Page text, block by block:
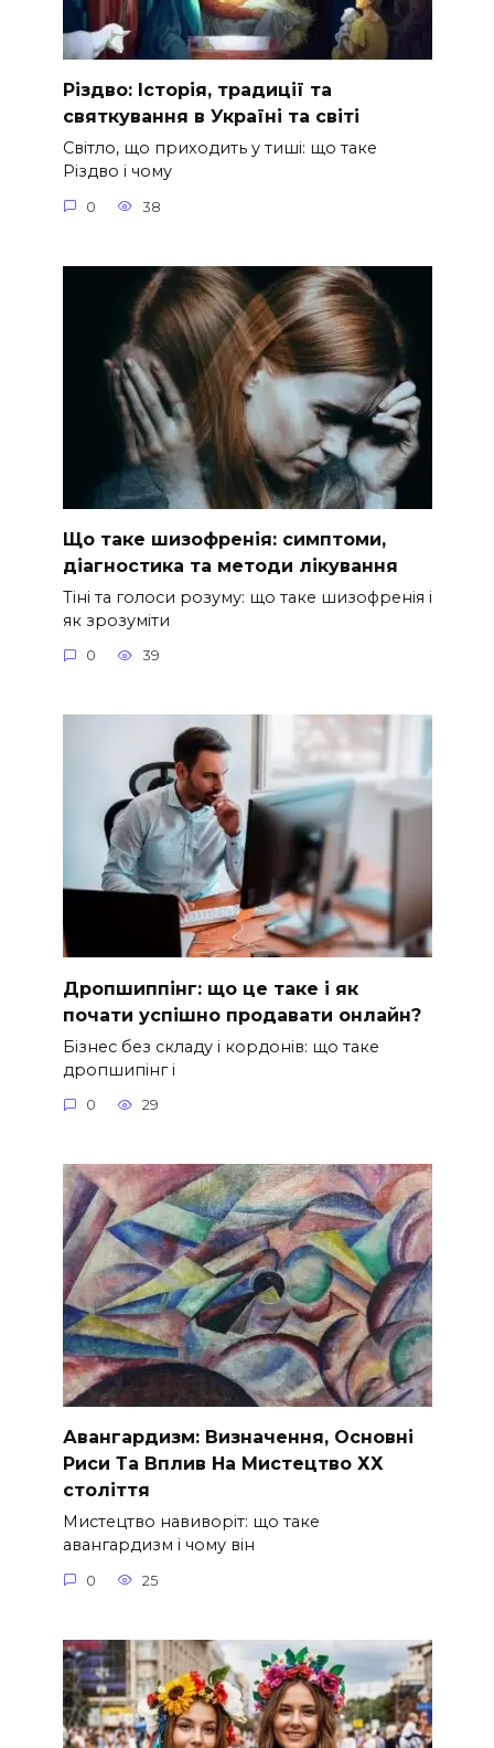
Різдво: Історія, традиції та
святкування в Україні та світі
Світло, що приходить у тиші: що таке
Різдво і чому
0 38
Що таке шизофренія: симптоми,
діагностика та методи лікування
Тіні та голоси розуму: що таке шизофренія і
як зрозуміти
0 39
Дропшиппінг: що це таке і як
почати успішно продавати онлайн?
Бізнес без складу і кордонів: що таке
дропшипінг і
0 29
Авангардизм: Визначення, Основні
Риси Та Вплив На Мистецтво ХХ
століття
Мистецтво навиворіт: що таке
авангардизм і чому він
0 25